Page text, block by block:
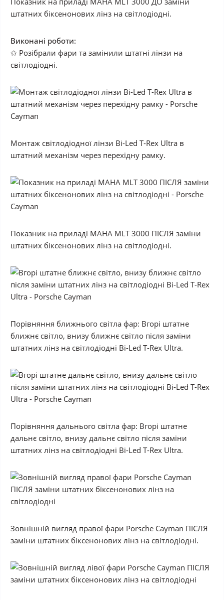
штатних біксенонових лінз на світлодіодні.
Виконані роботи:
✩ Розібрали фари та замінили штатні лінзи на
світлодіодні.
Монтаж світлодіодної лінзи Bi-Led T-Rex Ultra в
штатний механізм через перехідну рамку.
Показник на приладі MAHA MLT 3000 ПІСЛЯ заміни
штатних біксенонових лінз на світлодіодні.
Порівняння ближнього світла фар: Вгорі штатне
ближнє світло, внизу ближнє світло після заміни
штатних лінз на світлодіодні Bi-Led T-Rex Ultra.
Порівняння дальнього світла фар: Вгорі штатне
дальнє світло, внизу дальнє світло після заміни
штатних лінз на світлодіодні Bi-Led T-Rex Ultra.
Зовнішній вигляд правої фари Porsche Cayman ПІСЛЯ
заміни штатних біксенонових лінз на світлодіодні.